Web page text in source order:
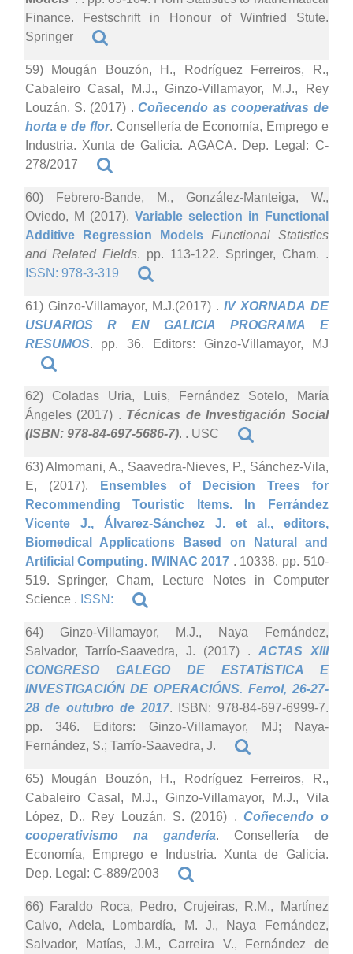
Finance. Festschrift in Honour of Winfried Stute.
Springer
59) Mougán Bouzón, H., Rodríguez Ferreiros, R.,
Cabaleiro Casal, M.J., Ginzo-Villamayor, M.J., Rey
Louzán, S. (2017) .Coñecendo as cooperativas de
horta e de flor. Consellería de Economía, Emprego e
Industria. Xunta de Galicia. AGACA. Dep. Legal: C-
278/2017
60) Febrero-Bande, M., González-Manteiga, W.,
Oviedo, M (2017). Variable selection in Functional
Additive Regression ModelsFunctional Statistics
and Related Fields. pp. 113-122. Springer, Cham. .
ISSN: 978-3-319
61) Ginzo-Villamayor, M.J.(2017) .IV XORNADA DE
USUARIOS R EN GALICIA PROGRAMA E
RESUMOS. pp. 36. Editors: Ginzo-Villamayor, MJ
62) Coladas Uria, Luis, Fernández Sotelo, María
Ángeles (2017) . Técnicas de Investigación Social
(ISBN: 978-84-697-5686-7). . USC
63) Almomani, A., Saavedra-Nieves, P., Sánchez-Vila,
E, (2017).
Ensembles of Decision Trees for
Recommending Touristic Items. In Ferrández
Vicente J., Álvarez-Sánchez J. et al., editors,
Biomedical Applications Based on Natural and
Artificial Computing. IWINAC 2017 . 10338. pp. 510-
519. Springer, Cham, Lecture Notes in Computer
Science . ISSN:
64) Ginzo-Villamayor, M.J., Naya Fernández,
Salvador, Tarrío-Saavedra, J. (2017) . ACTAS XIII
CONGRESO GALEGO DE ESTATÍSTICA E
INVESTIGACIÓN DE OPERACIÓNS. Ferrol, 26-27-
28 de outubro de 2017. ISBN: 978-84-697-6999-7.
pp. 346. Editors: Ginzo-Villamayor, MJ; Naya-
Fernández, S.; Tarrío-Saavedra, J.
65) Mougán Bouzón, H., Rodríguez Ferreiros, R.,
Cabaleiro Casal, M.J., Ginzo-Villamayor, M.J., Vila
López, D., Rey Louzán, S. (2016) .Coñecendo o
cooperativismo na gandería. Consellería de
Economía, Emprego e Industria. Xunta de Galicia.
Dep. Legal: C-889/2003
66) Faraldo Roca, Pedro, Crujeiras, R.M., Martínez
Calvo, Adela, Lombardía, M. J., Naya Fernández,
Salvador, Matías, J.M., Carreira V., Fernández de